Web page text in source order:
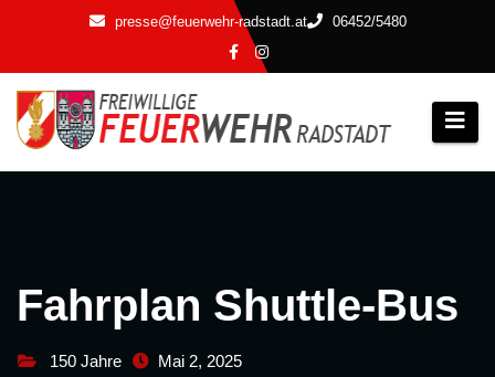
springen
presse@feuerwehr-radstadt.at 06452/5480
Fahrplan Shuttle-Bus
150 Jahre Mai 2, 2025